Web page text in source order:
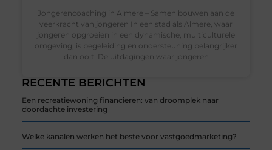
RECENTE BERICHTEN
Een recreatiewoning financieren: van droomplek naar
doordachte investering
Welke kanalen werken het beste voor vastgoedmarketing?
Jongerencoaching in Almere – Samen bouwen aan de
veerkracht van jongeren In een stad als Almere, waar
jongeren opgroeien in een dynamische, multiculturele
omgeving, is begeleiding en ondersteuning belangrijker
dan ooit. De uitdagingen waar jongeren